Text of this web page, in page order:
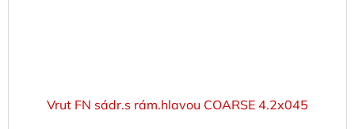
Vrut FN sádr.s rám.hlavou COARSE 4.2x045